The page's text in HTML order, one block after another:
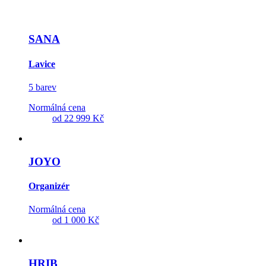
SANA
Lavice
5 barev
Normálná cena
od 22 999 Kč
JOYO
Organizér
Normálná cena
od 1 000 Kč
HRIB